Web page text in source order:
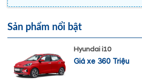
Sản phẩm nổi bật
Hyundai i10
Giá xe 360 Triệu